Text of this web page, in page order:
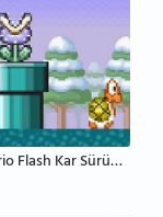
Süper Mario Flash Kar Sürümü